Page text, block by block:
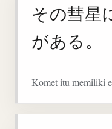
その彗星
がある。
Komet itu memiliki